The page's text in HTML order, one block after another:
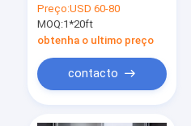
800x800x1900mm
Preço:USD 60-80
MOQ:1*20ft
obtenha o ultimo preço
contacto